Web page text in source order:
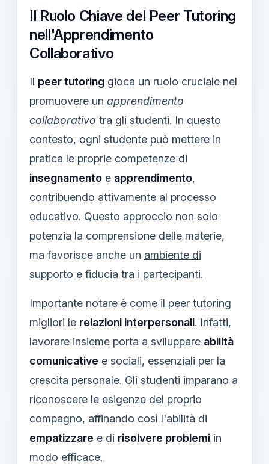
Il Ruolo Chiave del Peer Tutoring
nell'Apprendimento
Collaborativo
Il peer tutoring gioca un ruolo cruciale nel
promuovere un apprendimento
collaborativo tra gli studenti. In questo
contesto, ogni studente può mettere in
pratica le proprie competenze di
insegnamento e apprendimento,
contribuendo attivamente al processo
educativo. Questo approccio non solo
potenzia la comprensione delle materie,
ma favorisce anche un ambiente di
supporto e fiducia tra i partecipanti.
Importante notare è come il peer tutoring
migliori le relazioni interpersonali. Infatti,
lavorare insieme porta a sviluppare abilità
comunicative e sociali, essenziali per la
crescita personale. Gli studenti imparano a
riconoscere le esigenze del proprio
compagno, affinando così l'abilità di
empatizzare e di risolvere problemi in
modo efficace.